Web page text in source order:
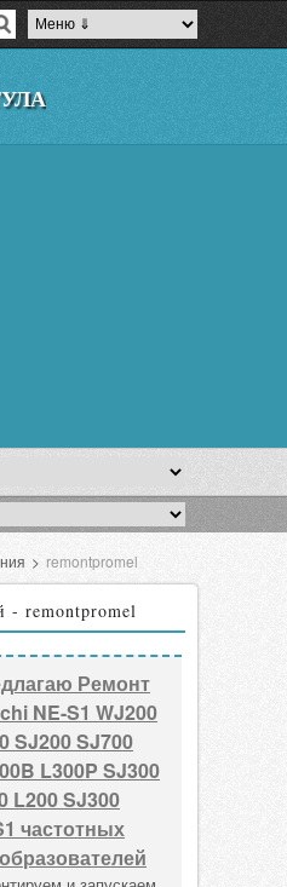
> remontpromel
- remontpromel
Ремонт
NE-S1 WJ200
SJ200 SJ700
L300P SJ300
L200 SJ300
частотных